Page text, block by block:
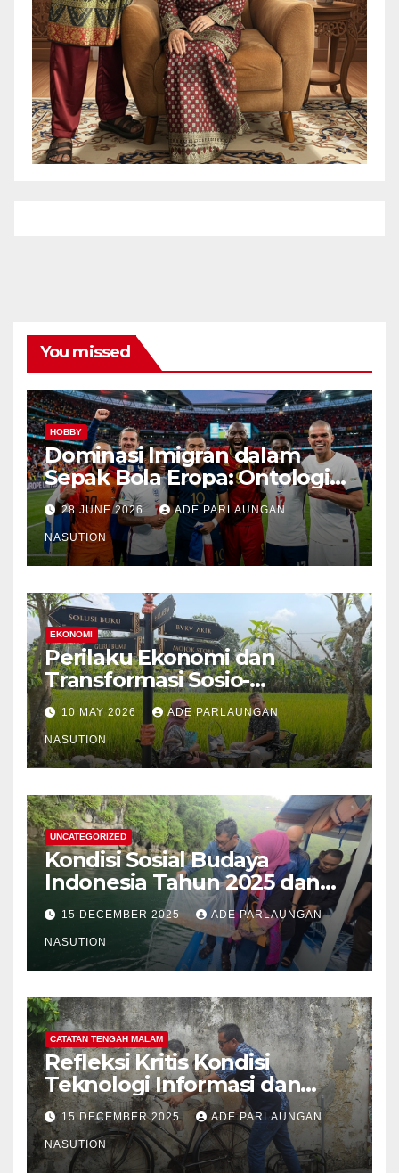
You missed
HOBBY
Dominasi Imigran dalam
Sepak Bola Eropa: Ontologi
Sejarah, Mekanisme
Transmisi, Kondisi
Kontemporer, dan Pemetaan
Spasial Etnis
28 JUNE 2026 ADE PARLAUNGAN
NASUTION
EKONOMI
Perilaku Ekonomi dan
Transformasi Sosio-
Struktural Masyarakat Agraris
Sumatera Utara: Analisis
Komparatif Sektor
Perkebunan Kelapa Sawit,
Tanaman Palawija, dan Hasil
Hutan Bukan Kayu
10 MAY 2026 ADE PARLAUNGAN
NASUTION
UNCATEGORIZED
Kondisi Sosial Budaya
Indonesia Tahun 2025 dan
Proyeksi Strategis Tahun
2026
15 DECEMBER 2025 ADE PARLAUNGAN
NASUTION
CATATAN TENGAH MALAM
Refleksi Kritis Kondisi
Teknologi Informasi dan
Internet Indonesia Tahun
2025 dan Proyeksi Strategis
Tahun 2026: Menavigasi Era
15 DECEMBER 2025 ADE PARLAUNGAN
NASUTION